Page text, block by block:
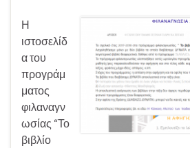
Η
ιστοσελίδ
α του
προγράμ
ματος
φιλαναγν
ωσίας “Το
βιβλίο